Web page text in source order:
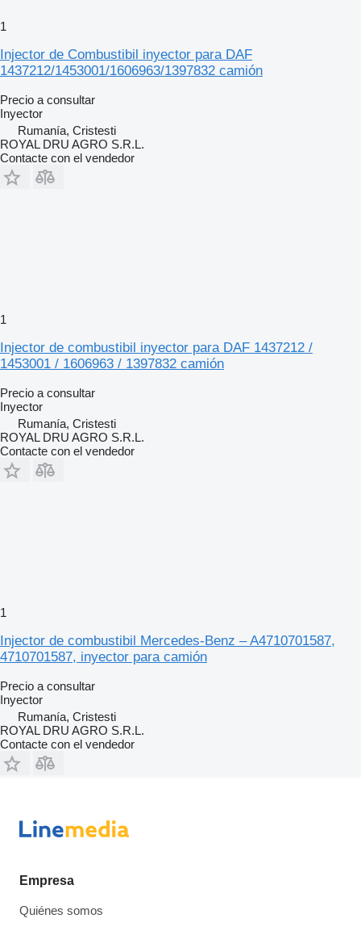
1
Injector de Combustibil inyector para DAF
1437212/1453001/1606963/1397832 camión
Precio a consultar
Inyector
Rumanía, Cristesti
ROYAL DRU AGRO S.R.L.
Contacte con el vendedor
1
Injector de combustibil inyector para DAF 1437212 /
1453001 / 1606963 / 1397832 camión
Precio a consultar
Inyector
Rumanía, Cristesti
ROYAL DRU AGRO S.R.L.
Contacte con el vendedor
1
Injector de combustibil Mercedes-Benz – A4710701587,
4710701587, inyector para camión
Precio a consultar
Inyector
Rumanía, Cristesti
ROYAL DRU AGRO S.R.L.
Contacte con el vendedor
Empresa
Quiénes somos